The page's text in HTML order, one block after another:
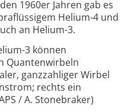
1960er Jahren gab es
Helium-4 und
an Helium-3.
3 können
Quantenwirbeln
ganzzahliger Wirbel
rechts ein
/ A. Stonebraker)